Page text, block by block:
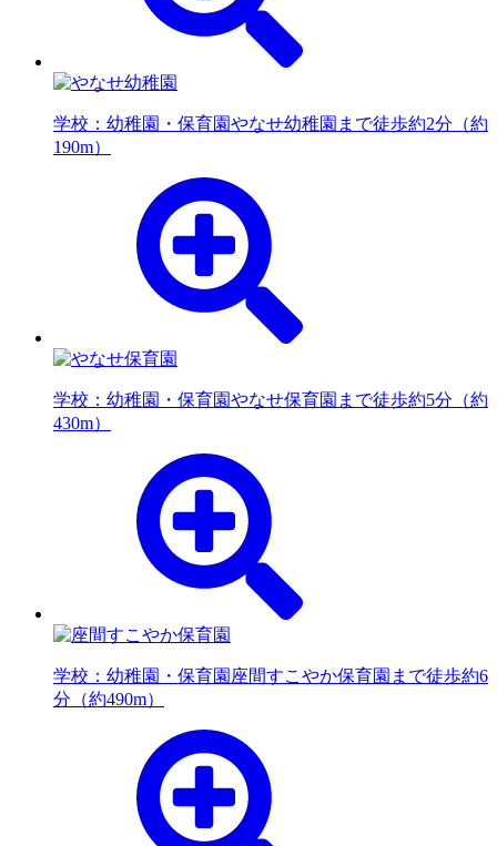
学校：幼稚園・保育園やなせ幼稚園まで徒歩約2分（約
190m）
学校：幼稚園・保育園やなせ保育園まで徒歩約5分（約
430m）
学校：幼稚園・保育園 座間すこやか保育園まで徒歩約6
分（約490m）